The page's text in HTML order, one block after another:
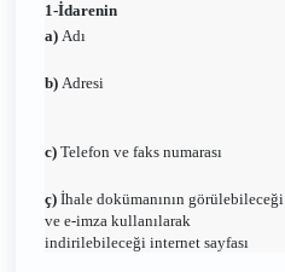
1-İdarenin
a) Adı
b) Adresi
c) Telefon ve faks numarası
ç) İhale dokümanının görülebileceği
ve e-imza kullanılarak
indirilebileceği internet sayfası